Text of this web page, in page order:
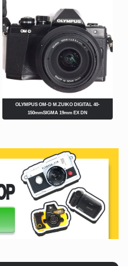
OLYMPUS OM-D M.ZUIKO DIGITAL 40-
150mmSIGMA 19mm EX DN